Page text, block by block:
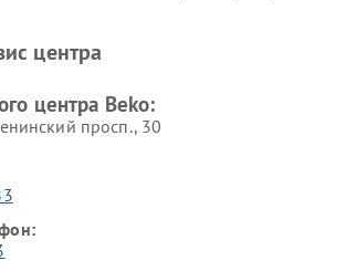
Beko Ремонт морозильных камер
центра
центра Beko:
просп., 30